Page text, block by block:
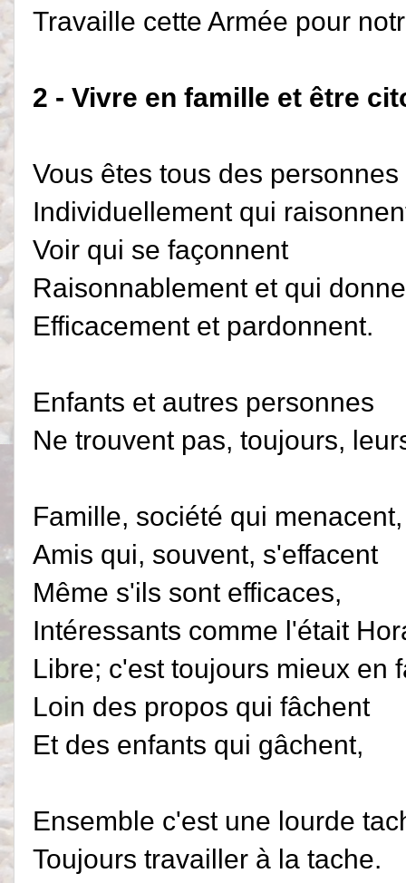
Travaille cette Armée pour
2 - Vivre en famille et être
Vous êtes tous des personnes
Individuellement qui
Voir qui se façonnent
Raisonnablement et qui
Efficacement et pardonnent.
Enfants et autres personnes
Ne trouvent pas, toujours,
Famille, société qui menacent,
Amis qui, souvent, s'effacent
Même s'ils sont efficaces,
Intéressants comme l'était
Libre; c'est toujours mieux en
Loin des propos qui fâchent
Et des enfants qui gâchent,
Ensemble c'est une lourde
Toujours travailler à la tache.